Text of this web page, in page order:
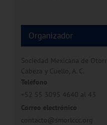
Organizador
Sociedad Mexicana de
Cabeza y Cuello, A. C.
Teléfono
+52 55 3095 4640 al 43
Correo electrónico
contacto@smorlccc.org